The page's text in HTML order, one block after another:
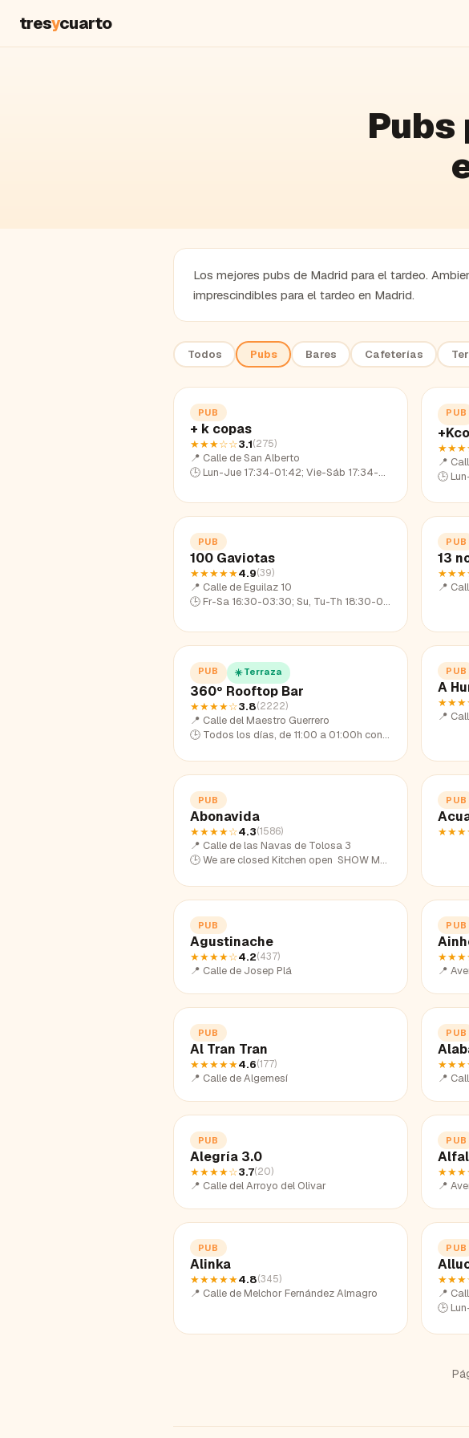
tresycuarto
Pubs
Los mejores pubs de Madrid para el tardeo.
imprescindibles para el tardeo en Madrid.
Todos Pubs Bares Cafeterías
PUB
+ k copas
★★★☆☆3.1(275)
📍 Calle de San Alberto
🕒 Lun-Jue 17:34-01:42; Vie-Sáb 17:34-03:23; Dom 17:34-00:53
PUB
📍
🕒 Lun-
PUB
100 Gaviotas
★★★★★4.9(39)
📍 Calle de Eguilaz 10
🕒 Fr-Sa 16:30-03:30; Su, Tu-Th 18:30-03:00
PUB
13
📍
PUB ☀️ Terraza
360º Rooftop Bar
★★★★☆3.8(2222)
📍 Calle del Maestro Guerrero
🕒 Todos los días, de 11:00 a 01:00h con horario de cocina de 12:00 a 23:30h
PUB
A
📍
PUB
Abonavida
★★★★☆4.3(1586)
📍 Calle de las Navas de Tolosa 3
🕒We are closed Kitchen open SHOW MORE SHOW LESS
PUB
PUB
Agustinache
★★★★☆4.2(437)
📍 Calle de Josep Plá
PUB
📍
PUB
Al Tran Tran
★★★★★4.6(177)
📍 Calle de Algemesí
PUB
📍
PUB
Alegría 3.0
★★★★☆3.7(20)
📍 Calle del Arroyo del Olivar
PUB
📍
PUB
Alinka
★★★★★4.8(345)
📍 Calle de Melchor Fernández Almagro
PUB
★★★
📍
🕒 Lun-